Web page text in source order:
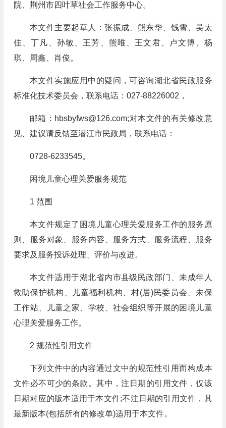
院、荆州市四叶草社会工作服务中心。
本文件主要起草人：张振成、熊东华、钱雪、吴太
佳、丁凡、孙敏、王芳、熊唯、王文君、卢文博、杨
琪、周鑫、肖俊。
本文件实施应用中的疑问，可咨询湖北省民政服务
标准化技术委员会，联系电话：027-88226002，
邮箱： hbsbyfws@126.com;对本文件的有关修改意
见、建议请反馈至潜江市民政局，联系电话：
0728-6233545。
困境儿童心理关爱服务规范
1 范围
本文件规定了困境儿童心理关爱服务工作的服务原
则、服务对象、服务内容、服务方式、服务流程、服务
要求及服务投诉处理、评价与改进。
本文件适用于湖北省内市县级民政部门、未成年人
救助保护机构、儿童福利机构、村(居)民委员会、未保
工作站、儿童之家、学校、社会组织等开展的困境儿童
心理关爱服务工作。
2 规范性引用文件
下列文件中的内容通过文中的规范性引用而构成本
文件必不可少的条款。其中，注日期的引用文件，仅该
日期对应的版本适用于本文件;不注日期的引用文件，其
最新版本(包括所有的修改单)适用于本文件。